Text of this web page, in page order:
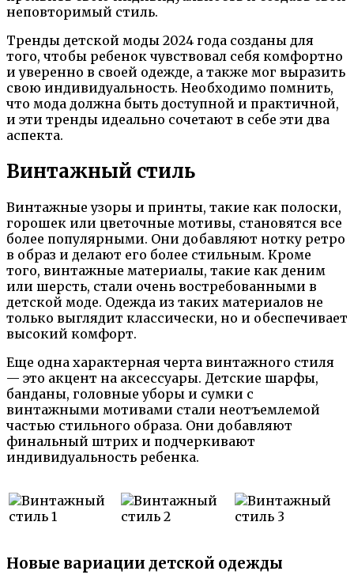
неповторимый стиль.
Тренды детской моды 2024 года созданы для
того, чтобы ребенок чувствовал себя комфортно
и уверенно в своей одежде, а также мог выразить
свою индивидуальность. Необходимо помнить,
что мода должна быть доступной и практичной,
и эти тренды идеально сочетают в себе эти два
аспекта.
Винтажный стиль
Винтажные узоры и принты, такие как полоски,
горошек или цветочные мотивы, становятся все
более популярными. Они добавляют нотку ретро
в образ и делают его более стильным. Кроме
того, винтажные материалы, такие как деним
или шерсть, стали очень востребованными в
детской моде. Одежда из таких материалов не
только выглядит классически, но и обеспечивает
высокий комфорт.
Еще одна характерная черта винтажного стиля
— это акцент на аксессуары. Детские шарфы,
банданы, головные уборы и сумки с
винтажными мотивами стали неотъемлемой
частью стильного образа. Они добавляют
финальный штрих и подчеркивают
индивидуальность ребенка.
Новые вариации детской одежды